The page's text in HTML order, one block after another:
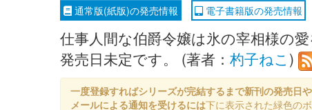
通常版(紙版)の発売情報 電子書籍版の発売情報
仕事人間な伯爵令嬢は氷の宰相様の
発売日未定です。 (著者： 杓子ねこ )
一度登録すればシリーズが完結するまで新刊の発売日
メールによる通知を受けるには下に表示された緑色の